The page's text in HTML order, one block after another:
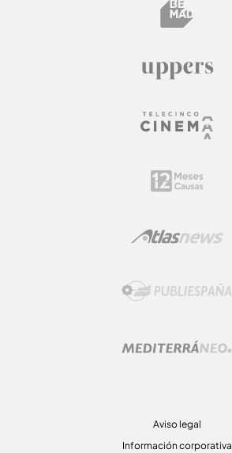
Aviso legal
Información corporativa